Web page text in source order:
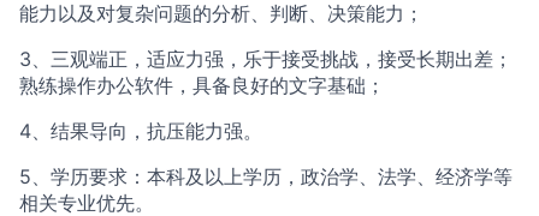
能力以及对复杂问题的分析、判断、决策能力；
3、三观端正，适应力强，乐于接受挑战，接受长期出差；
熟练操作办公软件，具备良好的文字基础；
4、结果导向，抗压能力强。
5、学历要求：本科及以上学历，政治学、法学、经济学等
相关专业优先。